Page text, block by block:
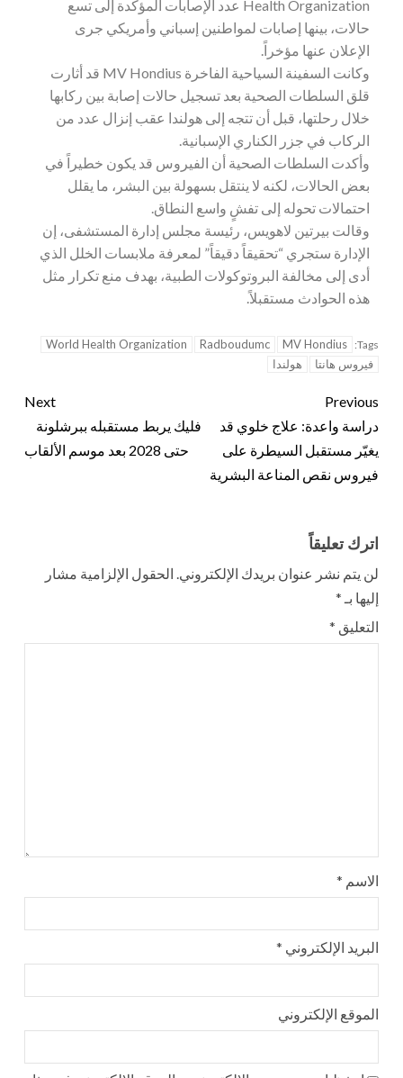
Health Organization عدد الإصابات المؤكدة إلى تسع
حالات، بينها إصابات لمواطنين إسباني وأمريكي جرى
الإعلان عنها مؤخراً.
وكانت السفينة السياحية الفاخرة MV Hondius قد أثارت
قلق السلطات الصحية بعد تسجيل حالات إصابة بين ركابها
خلال رحلتها، قبل أن تتجه إلى هولندا عقب إنزال عدد من
الركاب في جزر الكناري الإسبانية.
وأكدت السلطات الصحية أن الفيروس قد يكون خطيراً في
بعض الحالات، لكنه لا ينتقل بسهولة بين البشر، ما يقلل
احتمالات تحوله إلى تفشٍ واسع النطاق.
وقالت بيرتين لاهويس، رئيسة مجلس إدارة المستشفى، إن
الإدارة ستجري “تحقيقاً دقيقاً” لمعرفة ملابسات الخلل الذي
أدى إلى مخالفة البروتوكولات الطبية، بهدف منع تكرار مثل
هذه الحوادث مستقبلاً.
Tags:
MV Hondius
Radboudumc
World Health Organization
فيروس هانتا
هولندا
Previous
دراسة واعدة: علاج خلوي قد
يغيّر مستقبل السيطرة على
فيروس نقص المناعة البشرية
Next
فليك يربط مستقبله ببرشلونة
حتى 2028 بعد موسم الألقاب
اترك تعليقاً
لن يتم نشر عنوان بريدك الإلكتروني. الحقول الإلزامية مشار
إليها بـ *
التعليق *
الاسم *
البريد الإلكتروني *
الموقع الإلكتروني